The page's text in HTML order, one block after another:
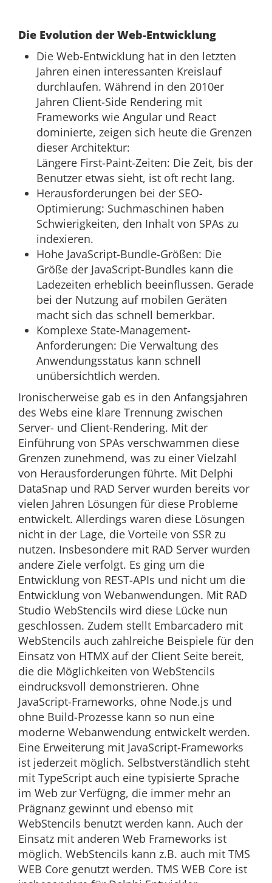
Die Evolution der Web-Entwicklung
Die Web-Entwicklung hat in den letzten
Jahren einen interessanten Kreislauf
durchlaufen. Während in den 2010er
Jahren Client-Side Rendering mit
Frameworks wie Angular und React
dominierte, zeigen sich heute die Grenzen
dieser Architektur:
Längere First-Paint-Zeiten: Die Zeit, bis der
Benutzer etwas sieht, ist oft recht lang.
Herausforderungen bei der SEO-
Optimierung: Suchmaschinen haben
Schwierigkeiten, den Inhalt von SPAs zu
indexieren.
Hohe JavaScript-Bundle-Größen: Die
Größe der JavaScript-Bundles kann die
Ladezeiten erheblich beeinflussen. Gerade
bei der Nutzung auf mobilen Geräten
macht sich das schnell bemerkbar.
Komplexe State-Management-
Anforderungen: Die Verwaltung des
Anwendungsstatus kann schnell
unübersichtlich werden.
Ironischerweise gab es in den Anfangsjahren
des Webs eine klare Trennung zwischen
Server- und Client-Rendering. Mit der
Einführung von SPAs verschwammen diese
Grenzen zunehmend, was zu einer Vielzahl
von Herausforderungen führte. Mit Delphi
DataSnap und RAD Server wurden bereits vor
vielen Jahren Lösungen für diese Probleme
entwickelt. Allerdings waren diese Lösungen
nicht in der Lage, die Vorteile von SSR zu
nutzen. Insbesondere mit RAD Server wurden
andere Ziele verfolgt. Es ging um die
Entwicklung von REST-APIs und nicht um die
Entwicklung von Webanwendungen. Mit RAD
Studio WebStencils wird diese Lücke nun
geschlossen. Zudem stellt Embarcadero mit
WebStencils auch zahlreiche Beispiele für den
Einsatz von HTMX auf der Client Seite bereit,
die die Möglichkeiten von WebStencils
eindrucksvoll demonstrieren. Ohne
JavaScript-Frameworks, ohne Node.js und
ohne Build-Prozesse kann so nun eine
moderne Webanwendung entwickelt werden.
Eine Erweiterung mit JavaScript-Frameworks
ist jederzeit möglich. Selbstverständlich steht
mit TypeScript auch eine typisierte Sprache
im Web zur Verfügng, die immer mehr an
Prägnanz gewinnt und ebenso mit
WebStencils benutzt werden kann. Auch der
Einsatz mit anderen Web Frameworks ist
möglich. WebStencils kann z.B. auch mit TMS
WEB Core genutzt werden. TMS WEB Core ist